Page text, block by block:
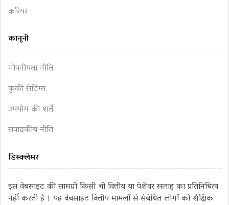
करियर
कानूनी
गोपनीयता नीति
कुकी सेटिंग्स
उपयोग की शर्तें
संपादकीय नीति
डिस्क्लेमर
इस वेबसाइट की सामग्री किसी भी वित्तीय या पेशेवर सलाह का प्रतिनिधित्व
नहीं करती है । यह वेबसाइट वित्तीय मामलों से संबंधित लोगों को शैक्षिक